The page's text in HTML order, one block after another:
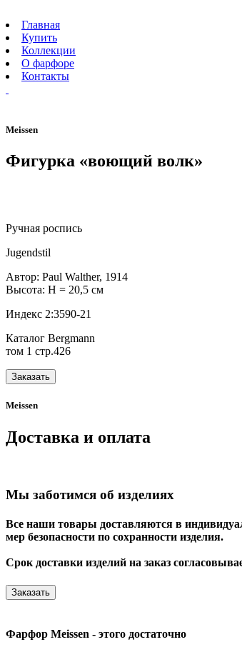
Главная
Купить
Коллекции
О фарфоре
Контакты
Meissen
Фигурка «воющий волк»
Ручная роспись
Jugendstil
Автор: Paul Walther, 1914
Высота: H = 20,5 см
Индекс 2:3590-21
Каталог Bergmann
том 1 стр.426
Заказать
Meissen
Доставка и оплата
Мы заботимся об изделиях
Все наши товары доставляются в
мер безопасности по сохранности изделия.
Срок доставки изделий на заказ
Заказать
Фарфор Meissen - этого достаточно